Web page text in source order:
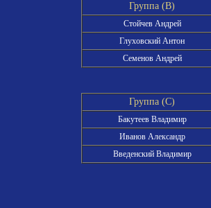
Группа (B)
Стойчев Андрей
Глуховский Антон
Семенов Андрей
Группа (C)
Бакутеев Владимир
Иванов Александр
Введенский Владимир